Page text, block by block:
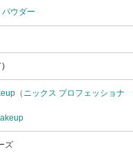
パウダー
)
（ニックス プロフェッショナ
ズ